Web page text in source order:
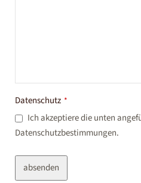
Datenschutz *
Ich akzeptiere die unten
Datenschutzbestimmungen.
absenden